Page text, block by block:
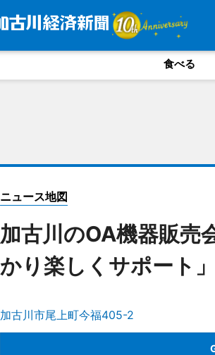
食べる
ニュース地図
加古川のOA機器販
かり楽しくサポート
加古川市尾上町今福405-2